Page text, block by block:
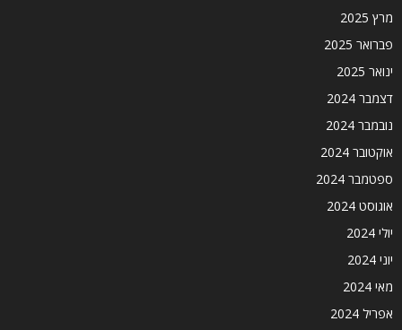
מרץ 2025
פברואר 2025
ינואר 2025
דצמבר 2024
נובמבר 2024
אוקטובר 2024
ספטמבר 2024
אוגוסט 2024
יולי 2024
יוני 2024
מאי 2024
אפריל 2024